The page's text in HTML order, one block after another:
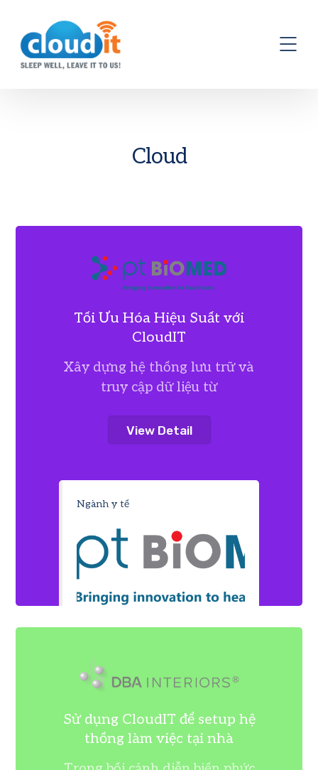
Cloud
Ngành y tế
Tối Ưu Hóa Hiệu Suất với
CloudIT
Xây dựng hệ thống lưu trữ và
truy cập dữ liệu từ
View Detail
Sử dụng CloudIT để setup hệ
thống làm việc tại nhà